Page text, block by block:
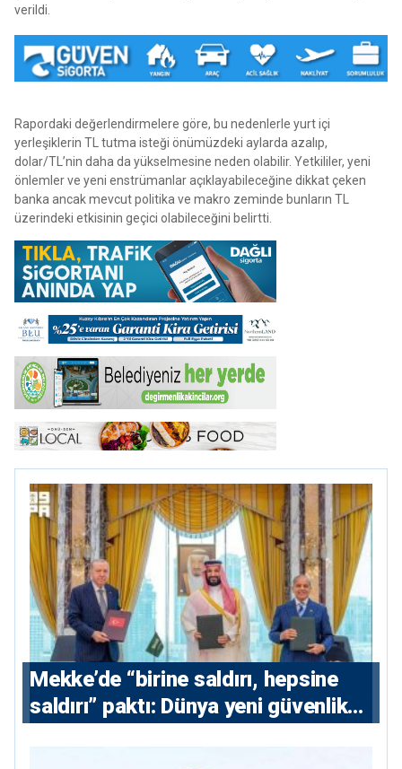
verildi.
Rapordaki değerlendirmelere göre, bu nedenlerle yurt içi
yerleşiklerin TL tutma isteği önümüzdeki aylarda azalıp,
dolar/TL’nin daha da yükselmesine neden olabilir. Yetkililer, yeni
önlemler ve yeni enstrümanlar açıklayabileceğine dikkat çeken
banka ancak mevcut politika ve makro zeminde bunların TL
üzerindeki etkisinin geçici olabileceğini belirtti.
Mekke’de “birine saldırı, hepsine
saldırı” paktı: Dünya yeni güvenlik